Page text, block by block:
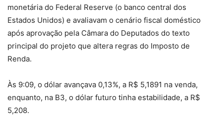
monetária do Federal Reserve (o banco central dos
Estados Unidos) e avaliavam o cenário fiscal doméstico
após aprovação pela Câmara do Deputados do texto
principal do projeto que altera regras do Imposto de
Renda.
Às 9:09, o dólar avançava 0,13%, a R$ 5,1891 na venda,
enquanto, na B3, o dólar futuro tinha estabilidade, a R$
5,208.